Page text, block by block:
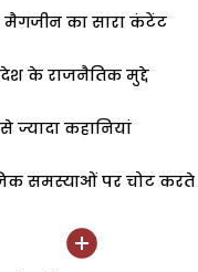
मैगजीन का सारा कंटेंट
के राजनैतिक मुद्दे
से ज्यादा कहानियां
समस्याओं पर चोट